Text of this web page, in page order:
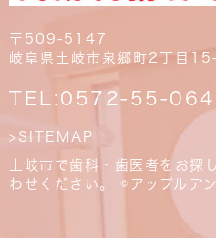
〒509-5147
岐阜県土岐市泉郷町2丁目
TEL:0572-55-
>SITEMAP
土岐市で歯科・歯医者をお探
わせください。 ©アップルデ